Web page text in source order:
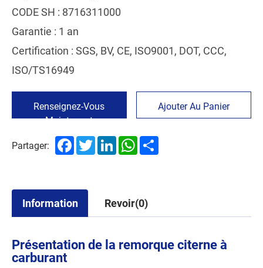
CODE SH : 8716311000
Garantie : 1 an
Certification : SGS, BV, CE, ISO9001, DOT, CCC,
ISO/TS16949
Renseignez-Vous
Maintenant
Ajouter Au Panier
Partager: FacebookTwitterLinkedInWhatsApp
Information Revoir(0)
Présentation de la remorque citerne à
carburant